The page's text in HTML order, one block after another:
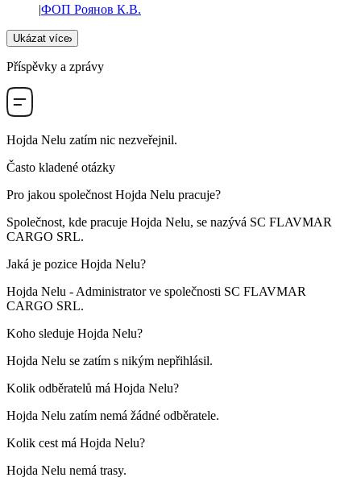
|ФОП Роянов К.В.
Ukázat více
Příspěvky a zprávy
Hojda Nelu zatím nic nezveřejnil.
Často kladené otázky
Pro jakou společnost Hojda Nelu pracuje?
Společnost, kde pracuje Hojda Nelu, se nazývá SC FLAVMAR
CARGO SRL.
Jaká je pozice Hojda Nelu?
Hojda Nelu - Administratorve společnosti SC FLAVMAR
CARGO SRL.
Koho sleduje Hojda Nelu?
Hojda Nelu se zatím s nikým nepřihlásil.
Kolik odběratelů má Hojda Nelu?
Hojda Nelu zatím nemá žádné odběratele.
Kolik cest má Hojda Nelu?
Hojda Nelu nemá trasy.